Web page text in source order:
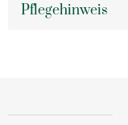
Pflegehinweis